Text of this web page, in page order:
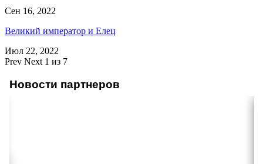
Сен 16, 2022
Великий император и Елец
Июл 22, 2022
Prev Next 1 из 7
Новости партнеров